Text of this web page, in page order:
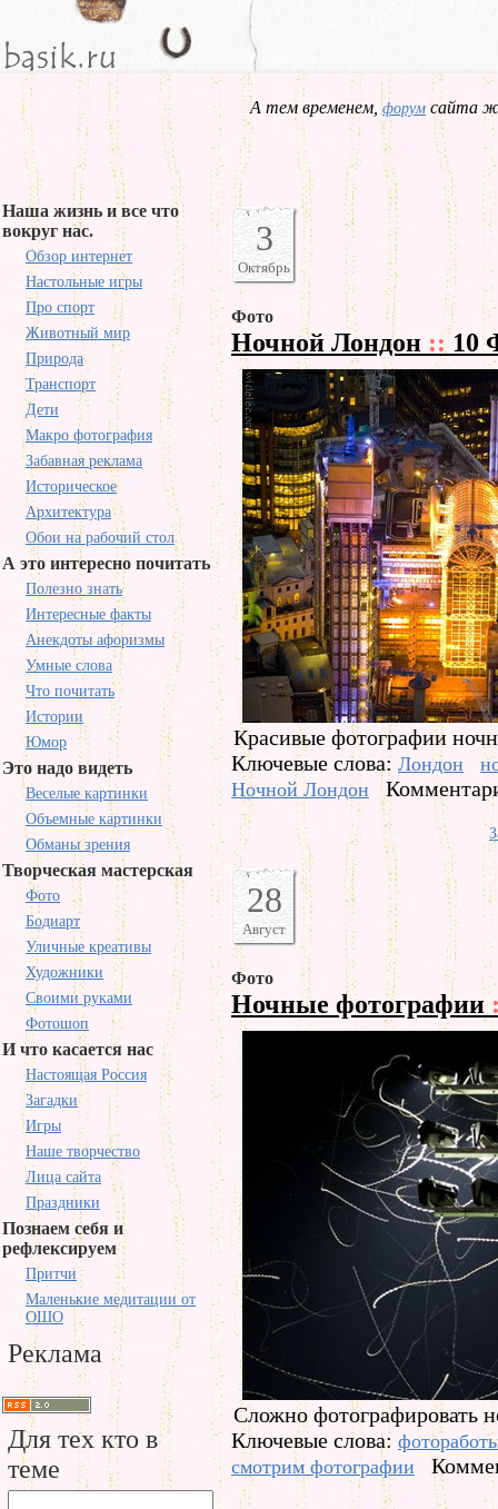
А тем временем,форум сайта
Наша жизнь и все что
вокруг нас.
Обзор интернет
Настольные игры
Про спорт
Животный мир
Природа
Транспорт
Дети
Макро фотография
Забавная реклама
Историческое
Архитектура
Обои на рабочий стол
А это интересно почитать
Полезно знать
Интересные факты
Анекдоты афоризмы
Умные слова
Что почитать
Истории
Юмор
Это надо видеть
Веселые картинки
Объемные картинки
Обманы зрения
Творческая мастерская
Фото
Бодиарт
Уличные креативы
Художники
Своими руками
Фотошоп
И что касается нас
Настоящая Россия
Загадки
Игры
Наше творчество
Лица сайта
Праздники
Познаем себя и
рефлексируем
Притчи
Маленькие медитации от
ОШО
Реклама
Для тех кто в
теме
3
Октябрь
Фото
Ночной Лондон ::10
Красивые фотографии
Ключевые слова: Лондон
Ночной Лондон
28
Август
Фото
Ночные фотографии
Сложно фотографировать
Ключевые слова:
смотрим фотографии